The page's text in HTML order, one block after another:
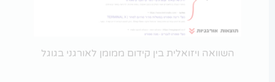
השוואה ויזואלית בין קידום ממומן לאורגני בגוגל